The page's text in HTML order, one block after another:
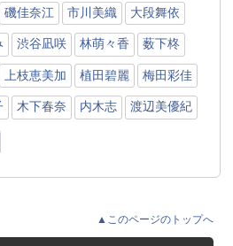
磯佳奈江 市川美織 大段舞依
渋谷凪咲 林萌々香 薮下柊
上枝恵美加 植田碧麗 梅田彩佳
木下春奈 内木志 渡辺美優紀
▲このページのトップへ